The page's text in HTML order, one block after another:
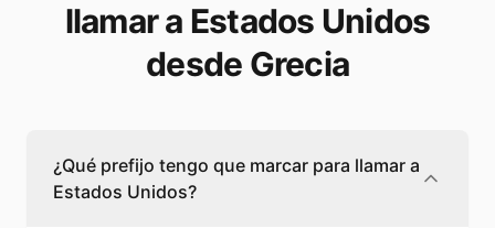
llamar a Estados Unidos
desde Grecia
¿Qué prefijo tengo que marcar para llamar a
Estados Unidos?